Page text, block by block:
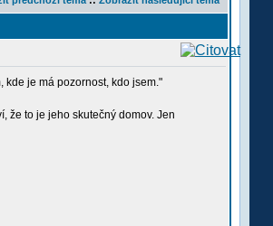
kde je má pozornost, kdo jsem."
že to je jeho skutečný domov. Jen